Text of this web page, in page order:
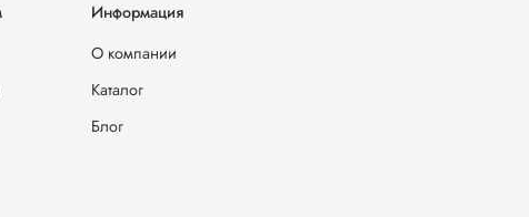
Информация
О компании
Каталог
Блог